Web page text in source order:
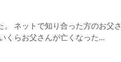
ネットで知り合った方のお父さ
くらお父さんが亡くなった...